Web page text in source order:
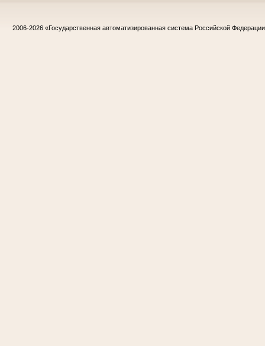
2006-2026 «Государственная автоматизированная система Российской